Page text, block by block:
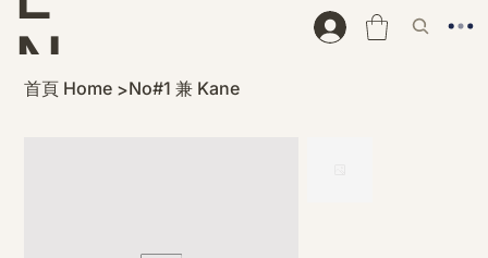
N
D
首頁 Home >No#1 兼 Kane